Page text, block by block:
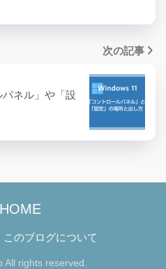
次の記事
ネル」や「設
このブログについて
rights reserved.